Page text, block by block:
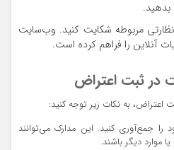
بدهید.
مربوطه شکایت کنید. وب‌سایت
آنلاین را فراهم کرده است.
در ثبت اعتراض
به نکات زیر توجه کنید:
را جمع‌آوری کنید. این مدارک می‌توانند
موارد دیگر باشند.